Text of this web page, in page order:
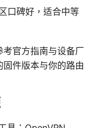
口碑好，适合中等
官方指南与设备厂
件版本与你的路由